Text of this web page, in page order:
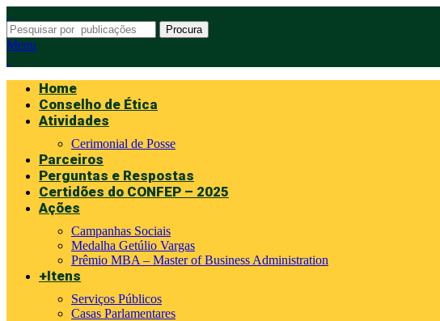
Procura
Menu
Home
Conselho de Ética
Atividades
Cerimonial de Posse
Parceiros
Perguntas e Respostas
Certidões do CONFEP – 2025
Ações
Campanhas Sociais
Medalha Getúlio Vargas
Prêmio MBA – Master of Business Administration
+Itens
Serviços Públicos
Casas Parlamentares